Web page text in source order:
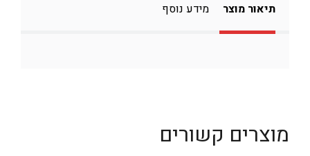
ספורט
קוסמטיקה
תיאור מוצר מידע נוסף
מוצרים קשורים